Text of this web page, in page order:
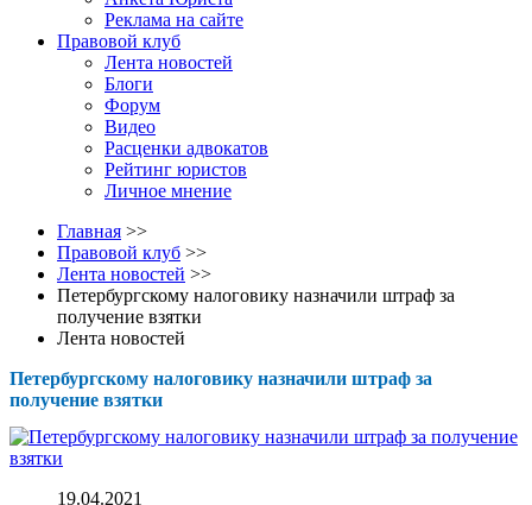
Реклама на сайте
Правовой клуб
Лента новостей
Блоги
Форум
Видео
Расценки адвокатов
Рейтинг юристов
Личное мнение
Главная >>
Правовой клуб >>
Лента новостей >>
Петербургскому налоговику назначили штраф за
получение взятки
Лента новостей
Петербургскому налоговику назначили штраф за
получение взятки
19.04.2021